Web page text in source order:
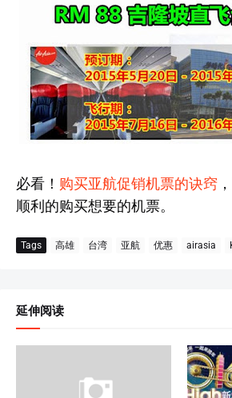
必看！ 购买亚航促销机票的诀窍
顺利的购买想要的机票。
Tags 高雄 台湾 亚航 优惠 airasia
延伸阅读